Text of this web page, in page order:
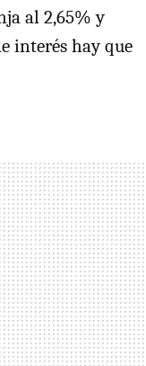
al 2,65% y
interés hay que